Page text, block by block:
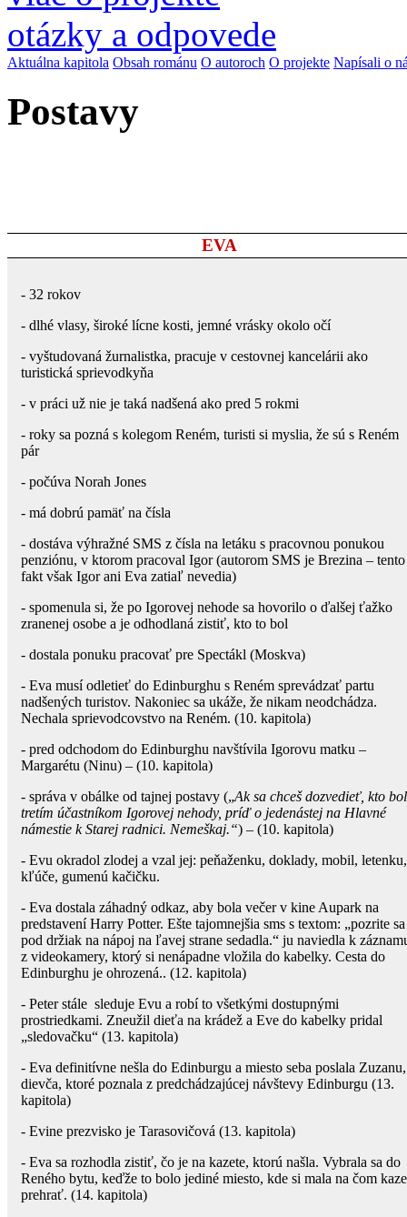
otázky a odpovede
Aktuálna kapitola Obsah románu O autoroch O projekte Napísali o
Postavy
EVA
- 32 rokov
- dlhé vlasy, široké lícne kosti, jemné vrásky okolo očí
- vyštudovaná žurnalistka, pracuje v cestovnej kancelárii ako
turistická sprievodkyňa
- v práci už nie je taká nadšená ako pred 5 rokmi
- roky sa pozná s kolegom Reném, turisti si myslia, že sú s Reném
pár
- počúva Norah Jones
- má dobrú pamäť na čísla
- dostáva výhražné SMS z čísla na letáku s pracovnou ponukou
penziónu, v ktorom pracoval Igor (autorom SMS je Brezina – tento
fakt však Igor ani Eva zatiaľ nevedia)
- spomenula si, že po Igorovej nehode sa hovorilo o ďalšej ťažko
zranenej osobe a je odhodlaná zistiť, kto to bol
- dostala ponuku pracovať pre Spectákl (Moskva)
- Eva musí odletieť do Edinburghu s Reném sprevádzať partu
nadšených turistov. Nakoniec sa ukáže, že nikam neodchádza.
Nechala sprievodcovstvo na Reném. (10. kapitola)
- pred odchodom do Edinburghu navštívila Igorovu matku –
Margarétu (Ninu) – (10. kapitola)
- správa v obálke od tajnej postavy („Ak sa chceš dozvedieť, kto bol
tretím účastníkom Igorovej nehody, príď o jedenástej na Hlavné
námestie k Starej radnici. Nemeškaj.“) – (10. kapitola)
- Evu okradol zlodej a vzal jej: peňaženku, doklady, mobil, letenku,
kľúče, gumenú kačičku.
- Eva dostala záhadný odkaz, aby bola večer v kine Aupark na
predstavení Harry Potter. Ešte tajomnejšia sms s textom: „pozrite sa
pod držiak na nápoj na ľavej strane sedadla.“ ju naviedla k
z videokamery, ktorý si nenápadne vložila do kabelky. Cesta do
Edinburghu je ohrozená.. (12. kapitola)
- Peter stále sleduje Evu a robí to všetkými dostupnými
prostriedkami. Zneužil dieťa na krádež a Eve do kabelky pridal
„sledovačku“ (13. kapitola)
- Eva definitívne nešla do Edinburgu a miesto seba poslala Zuzanu,
dievča, ktoré poznala z predchádzajúcej návštevy Edinburgu (13.
kapitola)
- Evine prezvisko je Tarasovičová (13. kapitola)
- Eva sa rozhodla zistiť, čo je na kazete, ktorú našla. Vybrala sa do
Reného bytu, keďže to bolo jediné miesto, kde si mala na čom
prehrať. (14. kapitola)